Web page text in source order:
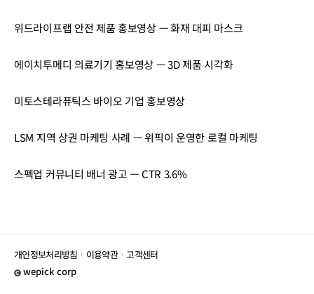
위드라이프랩 안전 제품 홍보영상 — 화재 대피 마스크
에이치투메디 의료기기 홍보영상 — 3D 제품 시각화
미토스테라퓨틱스 바이오 기업 홍보영상
LSM 지역 상권 마케팅 사례 — 위픽이 운영한 로컬 마케팅
스펙업 커뮤니티 배너 광고 — CTR 3.6%
개인정보처리방침 이용약관
고객센터
wepick corp